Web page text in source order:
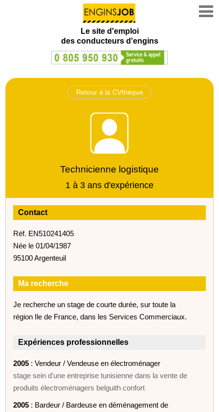
Le site d'emploi
des conducteurs d'engins
Retour à la CVthèque
Technicienne logistique
1 à 3 ans d'expérience
Contact
Réf. EN510241405
Née le 01/04/1987
95100 Argenteuil
Ma recherche
Je recherche un stage de courte durée, sur toute la
région Ile de France, dans les Services Commerciaux.
Expériences professionnelles
2005 : Vendeur / Vendeuse en électroménager
stage sein d'une entreprise tunisienne dans la vente de
produits électroménagers belguith confort
2005 : Bardeur / Bardeuse en déménagement de